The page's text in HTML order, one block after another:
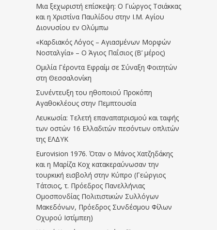
Μια ξεχωριστή επίσκεψη: Ο Γιώργος Τσιάκκας
και η Χριστίνα Παυλίδου στην Ι.Μ. Αγίου
Διονυσίου εν Ολύμπω
«Καρδιακός Λόγος – Αγιασμένων Μορφών
Νοσταλγία» – Ο Άγιος Παΐσιος (Β’ μέρος)
Ομιλία Γέροντα Εφραίμ σε Σύναξη Φοιτητών
στη Θεσσαλονίκη
Συνέντευξη του ηθοποιού Προκόπη
Αγαθοκλέους στην Πεμπτουσία
Λευκωσία: Τελετή επαναπατρισμού και ταφής
των οστών 16 Ελλαδιτών πεσόντων οπλιτών
της ΕΛΔΥΚ
Eurovision 1976. Όταν ο Μάνος Χατζηδάκης
και η Μαρίζα Κοχ κατακεραύνωσαν την
τουρκική εισβολή στην Κύπρο (Γεώργιος
Τάτσιος, τ. Πρόεδρος Πανελλήνιας
Ομοσπονδίας Πολιτιστικών Συλλόγων
Μακεδόνων, Πρόεδρος Συνδέσμου Φίλων
Οχυρού Ιστίμπεη)